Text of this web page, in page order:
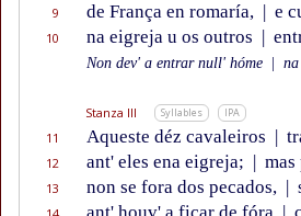
9 de França en romaría, | e
10 na eigreja u os outros |
Non dev' a entrar null' hóme
Stanza III Syllables IPA
11 Aqueste déz cavaleiros |
12 ant' eles ena eigreja; | mas
13 non se fora dos pecados, |